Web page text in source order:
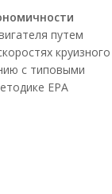
путем
круизного
с типовыми
EPA